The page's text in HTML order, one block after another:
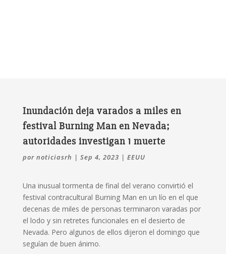
Inundación deja varados a miles en
festival Burning Man en Nevada;
autoridades investigan 1 muerte
por noticiasrh | Sep 4, 2023 | EEUU
Una inusual tormenta de final del verano convirtió el
festival contracultural Burning Man en un lío en el que
decenas de miles de personas terminaron varadas por
el lodo y sin retretes funcionales en el desierto de
Nevada. Pero algunos de ellos dijeron el domingo que
seguían de buen ánimo.